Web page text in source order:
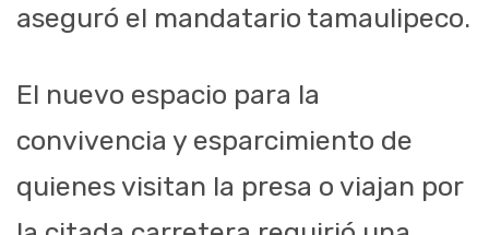
aseguró el mandatario tamaulipeco.
El nuevo espacio para la
convivencia y esparcimiento de
quienes visitan la presa o viajan por